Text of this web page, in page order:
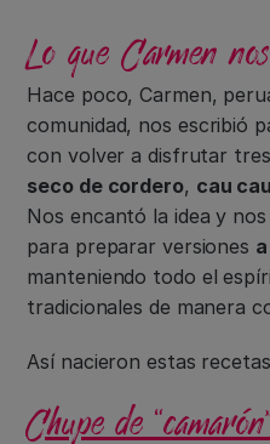
Lo que Carmen
Hace poco, Carmen,
comunidad, nos escribió
con volver a disfrutar
seco de cordero, cau cau
Nos encantó la idea y
para preparar versiones
manteniendo todo el
tradicionales de manera
Así nacieron estas
Chupe de